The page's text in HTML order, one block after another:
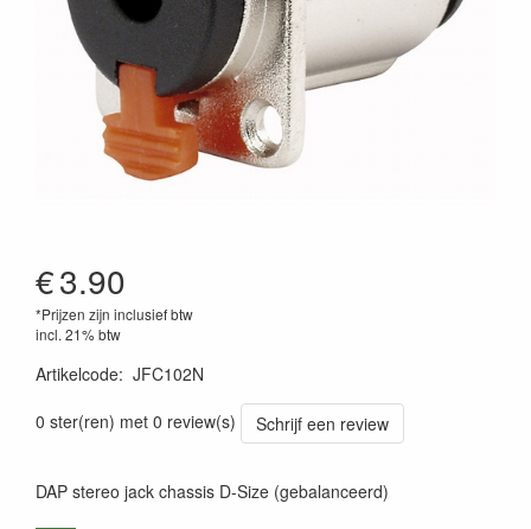
€3.90
*Prijzen zijn inclusief btw
incl. 21% btw
Artikelcode: JFC102N
0 ster(ren) met 0 review(s)
Schrijf een review
DAP stereo jack chassis D-Size (gebalanceerd)